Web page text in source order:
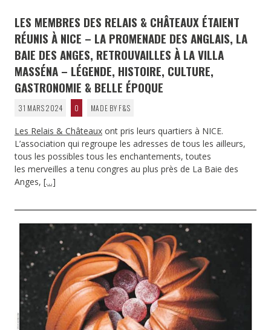
LES MEMBRES DES RELAIS & CHÂTEAUX ÉTAIENT
RÉUNIS À NICE – LA PROMENADE DES ANGLAIS, LA
BAIE DES ANGES, RETROUVAILLES À LA VILLA
MASSÉNA – LÉGENDE, HISTOIRE, CULTURE,
GASTRONOMIE & BELLE ÉPOQUE
31 MARS 2024 0 MADE BY F&S
Les Relais & Châteaux ont pris leurs quartiers à NICE.
L’association qui regroupe les adresses de tous les ailleurs,
tous les possibles tous les enchantements, toutes
les merveilles a tenu congres au plus près de La Baie des
Anges, […]